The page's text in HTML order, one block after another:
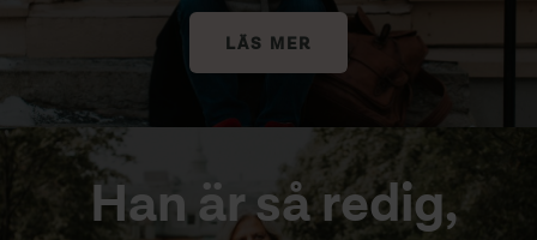
LÄS MER
Han är så redig,